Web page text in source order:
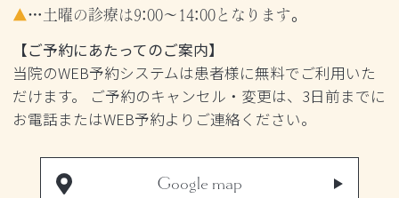
▲…土曜の診療は9:00～14:00となります。
【ご予約にあたってのご案内】
当院のWEB予約システムは患者様に無料でご利用いた
だけます。 ご予約のキャンセル・変更は、3日前までに
お電話またはWEB予約よりご連絡ください。
Google map